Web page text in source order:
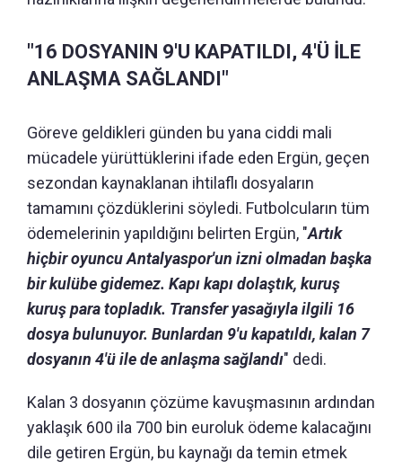
"16 DOSYANIN 9'U KAPATILDI, 4'Ü İLE
ANLAŞMA SAĞLANDI"
Göreve geldikleri günden bu yana ciddi mali
mücadele yürüttüklerini ifade eden Ergün, geçen
sezondan kaynaklanan ihtilaflı dosyaların
tamamını çözdüklerini söyledi. Futbolcuların tüm
ödemelerinin yapıldığını belirten Ergün, "Artık
hiçbir oyuncu Antalyaspor'un izni olmadan başka
bir kulübe gidemez. Kapı kapı dolaştık, kuruş
kuruş para topladık. Transfer yasağıyla ilgili 16
dosya bulunuyor. Bunlardan 9'u kapatıldı, kalan 7
dosyanın 4'ü ile de anlaşma sağlandı" dedi.
Kalan 3 dosyanın çözüme kavuşmasının ardından
yaklaşık 600 ila 700 bin euroluk ödeme kalacağını
dile getiren Ergün, bu kaynağı da temin etmek